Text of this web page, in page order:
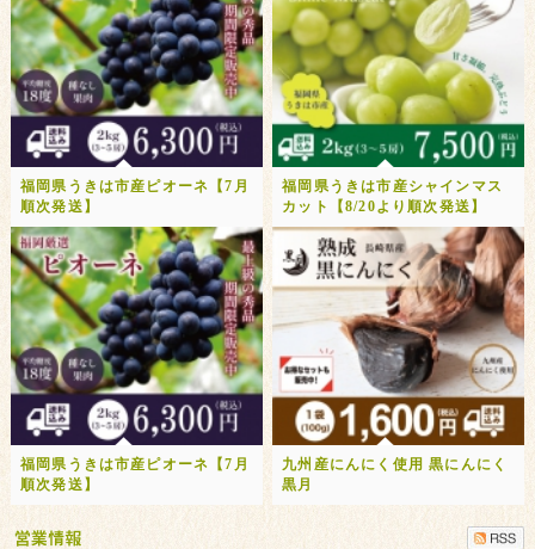
福岡県うきは市産ピオーネ【7月
順次発送】
福岡県うきは市産シャインマス
カット【8/20より順次発送】
福岡県うきは市産ピオーネ【7月
順次発送】
九州産にんにく使用 黒にんにく
黒月